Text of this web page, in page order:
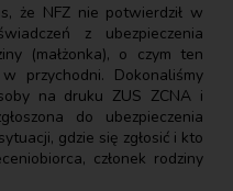
że NFZ nie potwierdził w
z ubezpieczenia
(małżonka), o czym ten
przychodni. Dokonaliśmy
na druku ZUS ZCNA i
do ubezpieczenia
gdzie się zgłosić i kto
członek rodziny